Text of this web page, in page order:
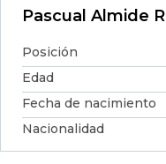
Pascual Almide
Posición
Edad
Fecha de nacimiento
Nacionalidad